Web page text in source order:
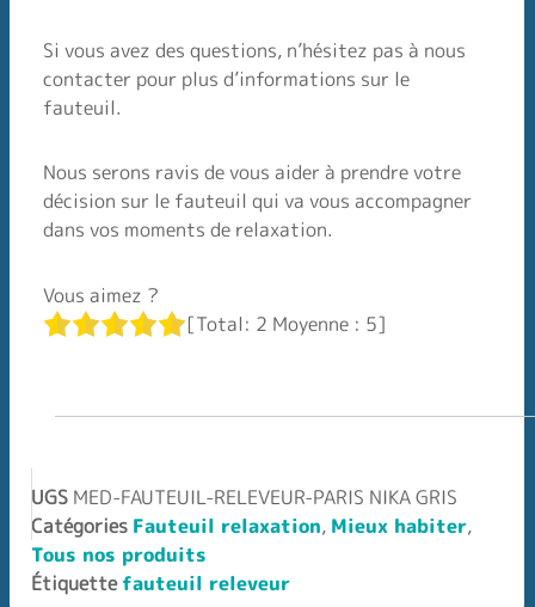
Si vous avez des questions, n’hésitez pas à nous
contacter pour plus d’informations sur le
fauteuil.
Nous serons ravis de vous aider à prendre votre
décision sur le fauteuil qui va vous accompagner
dans vos moments de relaxation.
Vous aimez ?
[Total: 2 Moyenne : 5]
UGS MED-FAUTEUIL-RELEVEUR-PARIS NIKA GRIS
Catégories Fauteuil relaxation, Mieux habiter,
Tous nos produits
Étiquettefauteuil releveur